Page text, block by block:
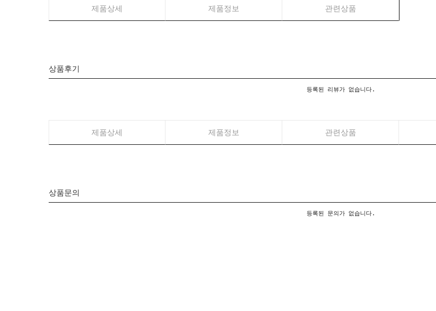
제품상세 제품정보 관련상품
상품후기
등록된 리뷰가 없습니다.
제품상세 제품정보 관련상품
상품문의
등록된 문의가 없습니다.